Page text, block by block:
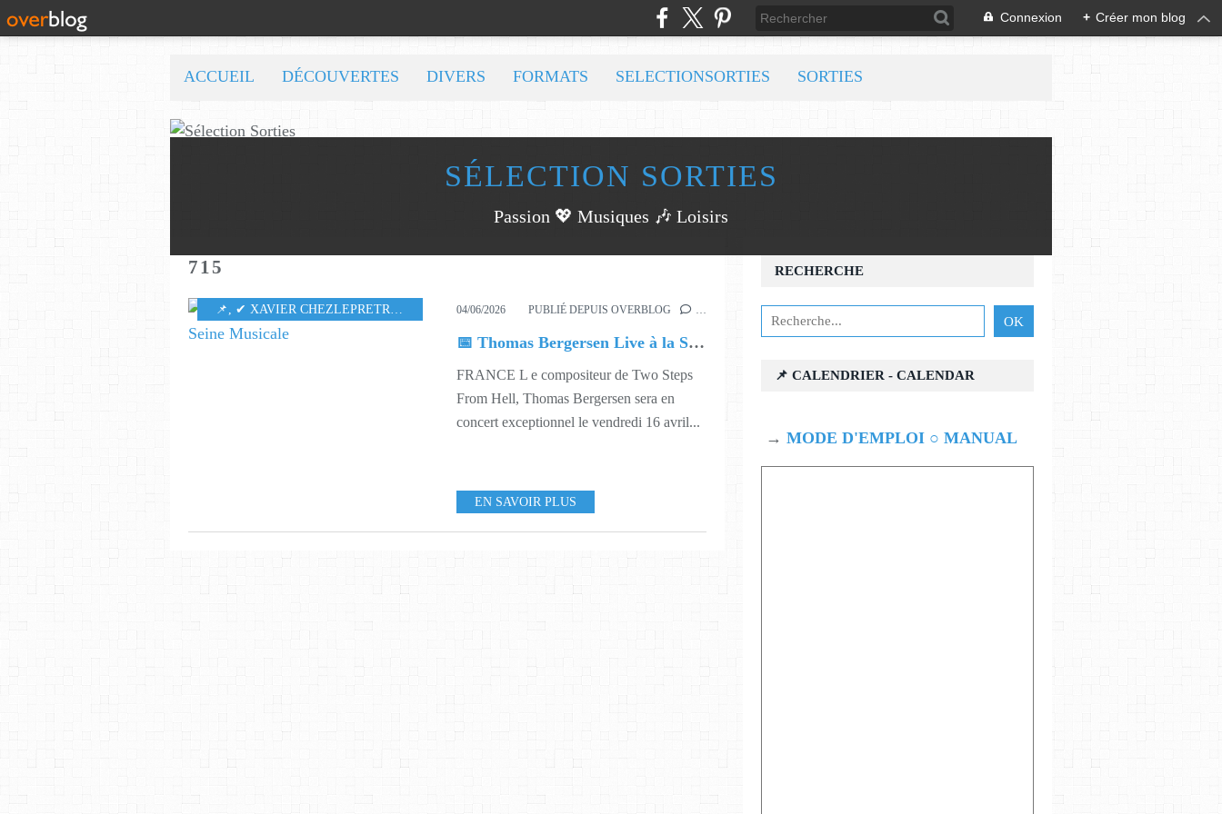
Connexion + Créer mon blog
SÉLECTION SORTIES
Passion 💖 Musiques 🎶 Loisirs
ACCUEIL DÉCOUVERTES DIVERS FORMATS SELECTIONSORTIES SORTIES
715
​​​​​​​📌 , ✔ XAVIER CHEZLEPRETRE , MUSIQUE,623,715
04/06/2026 PUBLIÉ DEPUIS OVERBLOG …
📅 Thomas Bergersen Live à la Seine Musicale
FRANCE L e compositeur de Two Steps
From Hell, Thomas Bergersen sera en
concert exceptionnel le vendredi 16 avril...
EN SAVOIR PLUS
RECHERCHE
📌 CALENDRIER - CALENDAR
→ MODE D'EMPLOI ○ MANUAL